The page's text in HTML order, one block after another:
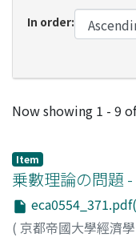
In order:
Recent
Now showing 1 - 9
Item
乗數理論の問題
( 京都帝國大學經濟